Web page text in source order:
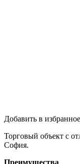
Добавить в избранное
Торговый объект с
София.
Преимущества